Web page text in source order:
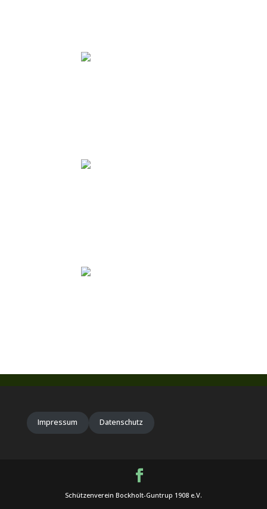
Impressum Datenschutz
Schützenverein Bockholt-Guntrup 1908 e.V.